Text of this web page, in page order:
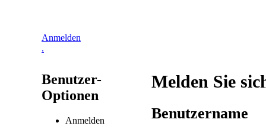
Anmelden
.
Benutzer-
Optionen
Anmelden
Melden Sie
Benutzername